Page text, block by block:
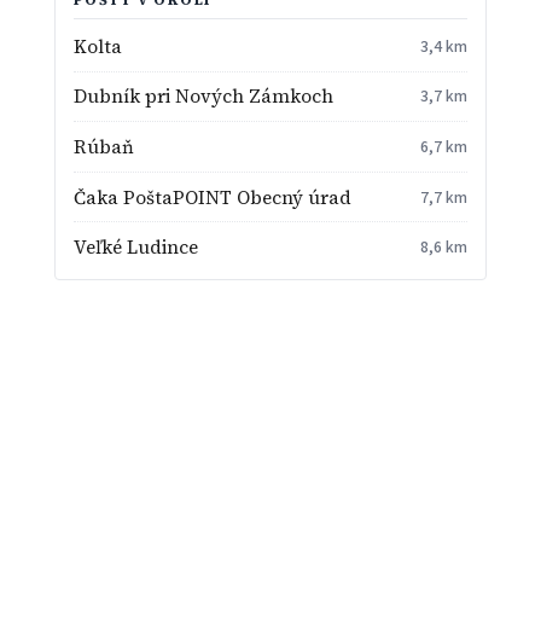
Kolta 3,4 km
Dubník pri Nových Zámkoch 3,7 km
Rúbaň 6,7 km
Čaka PoštaPOINT Obecný úrad 7,7 km
Veľké Ludince 8,6 km